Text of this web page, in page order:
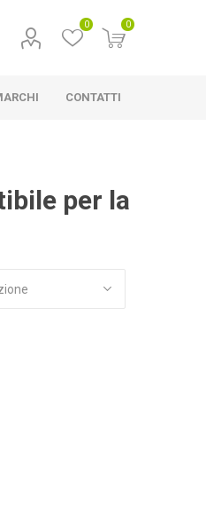
0 0
CONTATTI
per la